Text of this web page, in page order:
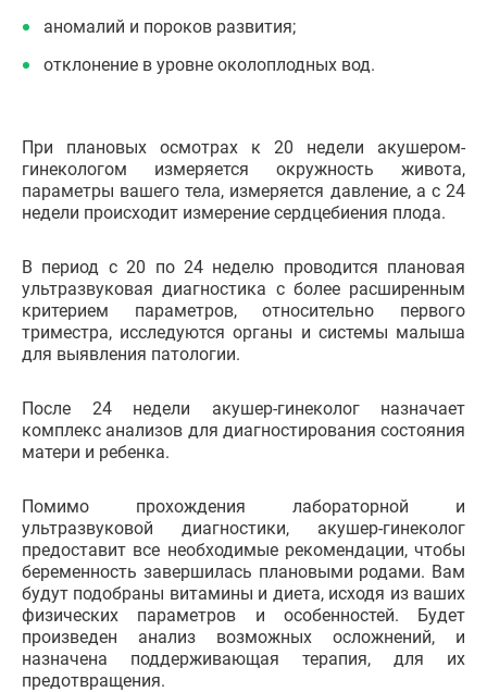
аномалий и пороков развития;
отклонение в уровне околоплодных вод.
При плановых осмотрах к 20 недели акушером-
гинекологом измеряется окружность живота,
параметры вашего тела, измеряется давление, а с 24
недели происходит измерение сердцебиения плода.
В период с 20 по 24 неделю проводится плановая
ультразвуковая диагностика с более расширенным
критерием параметров, относительно первого
триместра, исследуются органы и системы малыша
для выявления патологии.
После 24 недели акушер-гинеколог назначает
комплекс анализов для диагностирования состояния
матери и ребенка.
Помимо прохождения лабораторной и
ультразвуковой диагностики, акушер-гинеколог
предоставит все необходимые рекомендации, чтобы
беременность завершилась плановыми родами. Вам
будут подобраны витамины и диета, исходя из ваших
физических параметров и особенностей. Будет
произведен анализ возможных осложнений, и
назначена поддерживающая терапия, для их
предотвращения.